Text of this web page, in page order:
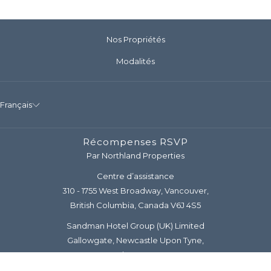
Nos Propriétés
Modalités
Français
Récompenses RSVP
Par Northland Properties
Centre d’assistance
310 - 1755 West Broadway, Vancouver,
British Columbia, Canada V6J 4S5
Sandman Hotel Group (UK) Limited
Gallowgate, Newcastle Upon Tyne,
Tyne and Wear, NE1 4SD